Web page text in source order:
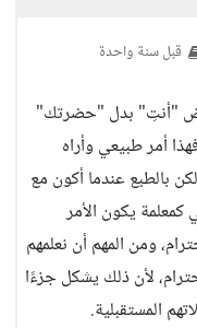
قبل سنة واحدة
"أنتِ" بدل "حضرتك"
أمر طبيعي وأراه
بالطبع عندما أكون مع
يكون الأمر
ومن المهم أن نعلمهم
لأن ذلك يشكل جزءًا
المستقبلية.